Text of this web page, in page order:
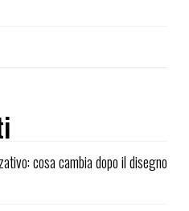
cosa cambia dopo il disegno